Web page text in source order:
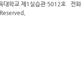
대학교 제1실습관 5012호 전화